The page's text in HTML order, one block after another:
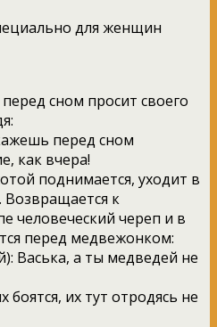
для женщин
сном просит своего
перед сном
как вчера!
поднимается, уходит в
Возвращается к
человеческий череп и в
перед медвежонком:
Васька, а ты медведей не
боятся, их тут отродясь не